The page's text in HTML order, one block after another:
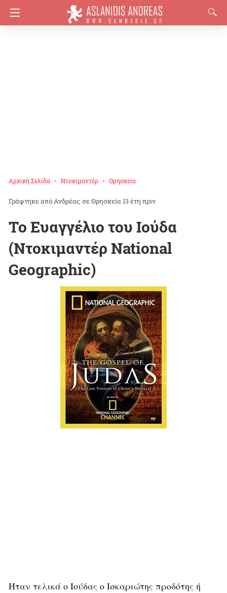
Αρχική Σελίδα Ντοκιμαντέρ Θρησκεία
Ανδρέας σεΘρησκεία13 έτη πριν
Το Ευαγγέλιο του Ιούδα
(Ντοκιμαντέρ National
Geographic)
Ήταν τελικά ο Ιούδας ο Ισκαριώτης προδότης ή